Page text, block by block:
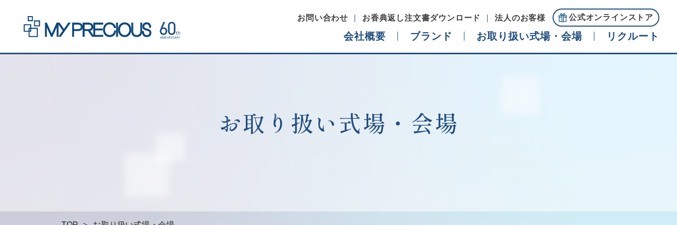
お問い合わせ お香典返し注文書ダウンロード 法人のお客様 公式オンラインストア
会社概要
ブランドヒストリー
ブランド お取り扱い式場・会場 リクルート
お取り扱い式場・会場